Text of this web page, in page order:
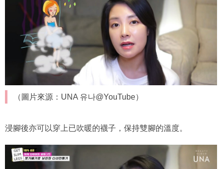
（圖片來源：UNA 유나@YouTube）
浸腳後亦可以穿上已吹暖的襪子，保持雙腳的溫度。